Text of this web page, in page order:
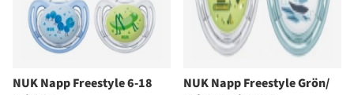
NUK Napp Freestyle 6-18
NUK Napp Freestyle Grön/